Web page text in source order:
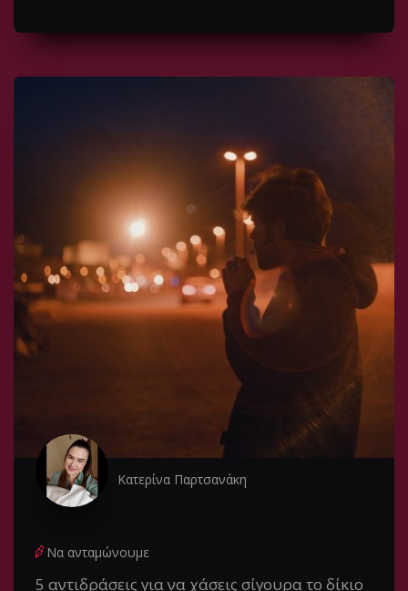
Κατερίνα Παρτσανάκη
Να ανταμώνουμε
5 αντιδράσεις για να χάσεις σίγουρα το δίκιο